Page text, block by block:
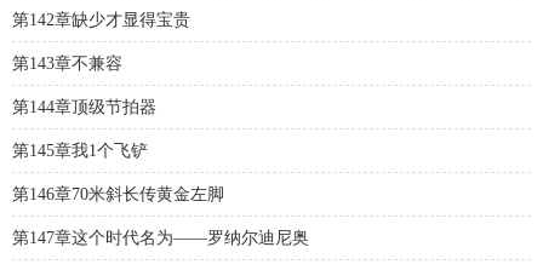
第142章缺少才显得宝贵
第143章不兼容
第144章顶级节拍器
第145章我1个飞铲
第146章70米斜长传黄金左脚
第147章这个时代名为——罗纳尔迪尼奥